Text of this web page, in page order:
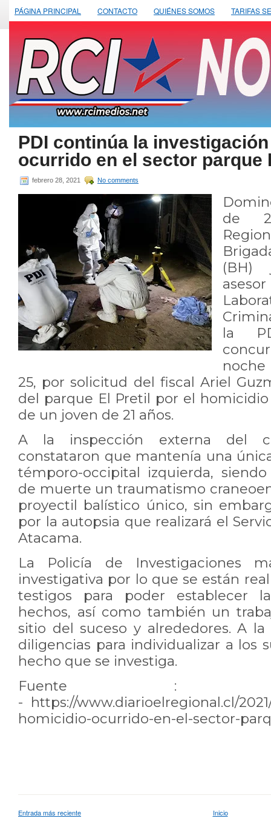
PÁGINA PRINCIPAL CONTACTO QUIÉNES SOMOS TARIFAS
PDI continúa la
ocurrido en el sector parque
febrero 28, 2021 No comments
de
(BH)
la
25, por solicitud del fiscal Ariel
del parque El Pretil por el
de un joven de 21 años.
A la inspección externa del
constataron que mantenía una
témporo-occipital izquierda,
de muerte un traumatismo
proyectil balístico único, sin
por la autopsia que realizará el
Atacama.
La Policía de Investigaciones
investigativa por lo que se están
testigos para poder establecer
hechos, así como también un
sitio del suceso y alrededores. A
diligencias para individualizar a los
hecho que se investiga.
Fuente :
- https://www.diarioelregional.cl/
homicidio-ocurrido-en-el-sector-
Entrada más reciente Inicio